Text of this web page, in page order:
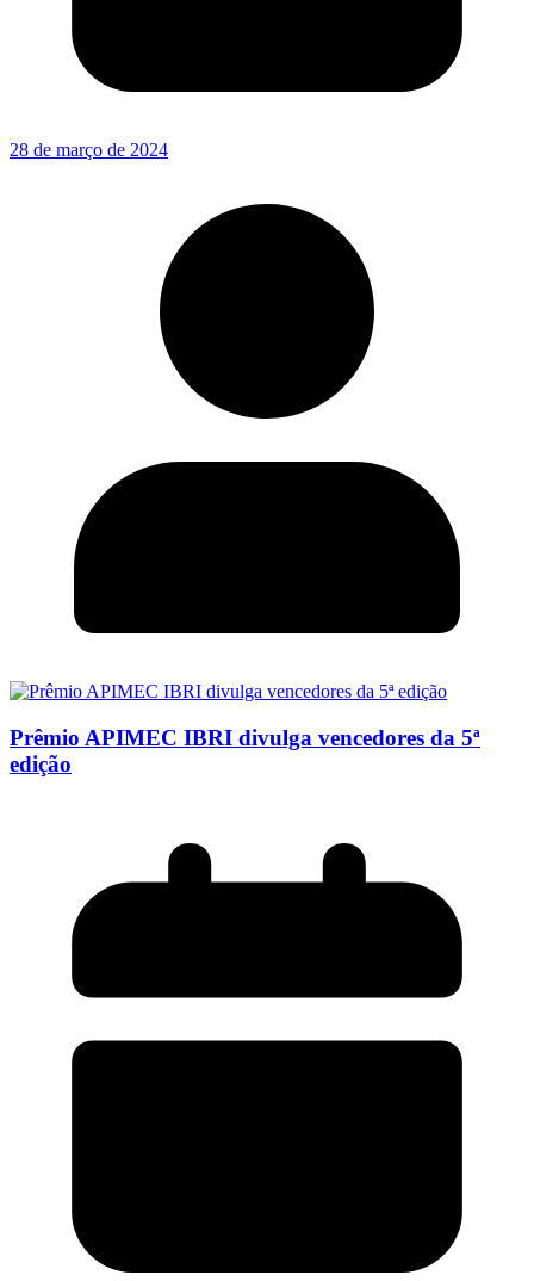
28 de março de 2024
Prêmio APIMEC IBRI divulga vencedores da 5ª
edição